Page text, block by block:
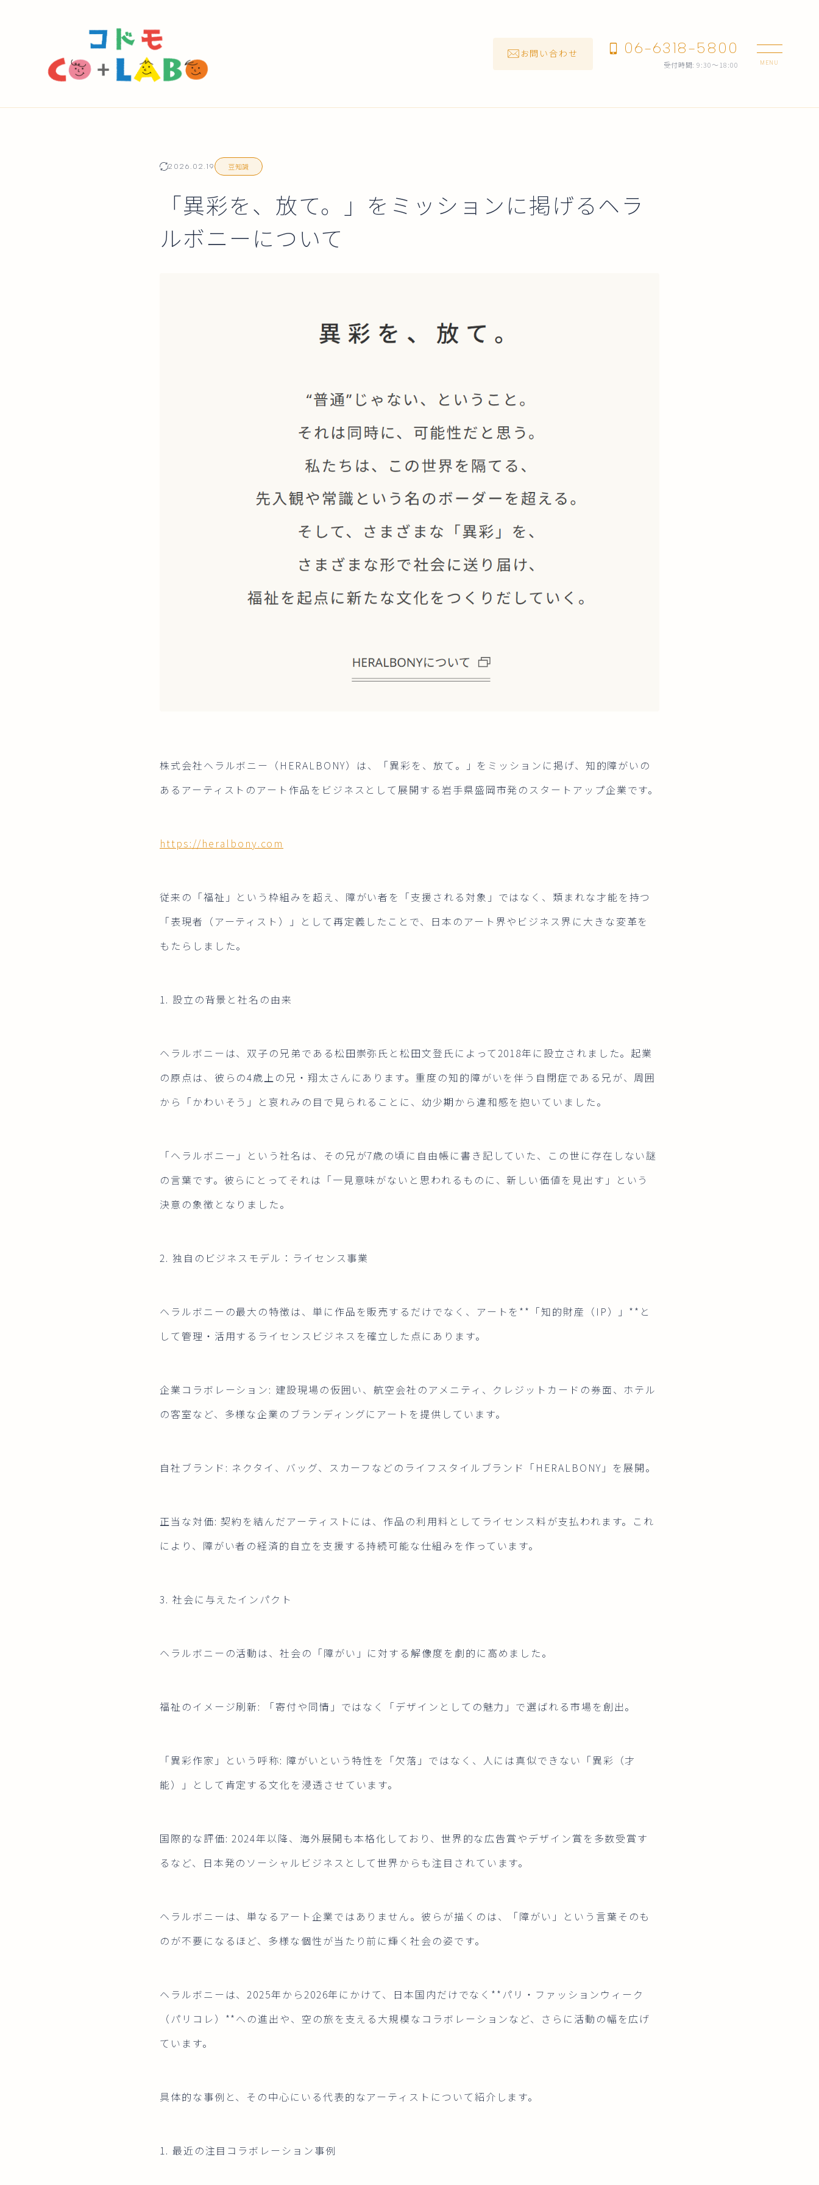
お問い合わせ 06-6318-5800
受付時間: 9:30～18:00
2026.02.19 豆知識
「異彩を、放て。」をミッションに掲げるヘラ
ルボニーについて
株式会社ヘラルボニー（HERALBONY）は、「異彩を、放て。」をミッションに掲げ、知的障がいの
あるアーティストのアート作品をビジネスとして展開する岩手県盛岡市発のスタートアップ企業です。
https://heralbony.com
従来の「福祉」という枠組みを超え、障がい者を「支援される対象」ではなく、類まれな才能を持つ
「表現者（アーティスト）」として再定義したことで、日本のアート界やビジネス界に大きな変革を
もたらしました。
1. 設立の背景と社名の由来
ヘラルボニーは、双子の兄弟である松田崇弥氏と松田文登氏によって2018年に設立されました。起業
の原点は、彼らの4歳上の兄・翔太さんにあります。重度の知的障がいを伴う自閉症である兄が、周囲
から「かわいそう」と哀れみの目で見られることに、幼少期から違和感を抱いていました。
「ヘラルボニー」という社名は、その兄が7歳の頃に自由帳に書き記していた、この世に存在しない謎
の言葉です。彼らにとってそれは「一見意味がないと思われるものに、新しい価値を見出す」という
決意の象徴となりました。
2. 独自のビジネスモデル：ライセンス事業
ヘラルボニーの最大の特徴は、単に作品を販売するだけでなく、アートを**「知的財産（IP）」**と
して管理・活用するライセンスビジネスを確立した点にあります。
企業コラボレーション: 建設現場の仮囲い、航空会社のアメニティ、クレジットカードの券面、ホテル
の客室など、多様な企業のブランディングにアートを提供しています。
自社ブランド: ネクタイ、バッグ、スカーフなどのライフスタイルブランド「HERALBONY」を展開。
正当な対価: 契約を結んだアーティストには、作品の利用料としてライセンス料が支払われます。これ
により、障がい者の経済的自立を支援する持続可能な仕組みを作っています。
3. 社会に与えたインパクト
ヘラルボニーの活動は、社会の「障がい」に対する解像度を劇的に高めました。
福祉のイメージ刷新: 「寄付や同情」ではなく「デザインとしての魅力」で選ばれる市場を創出。
「異彩作家」という呼称: 障がいという特性を「欠落」ではなく、人には真似できない「異彩（才
能）」として肯定する文化を浸透させています。
国際的な評価: 2024年以降、海外展開も本格化しており、世界的な広告賞やデザイン賞を多数受賞す
るなど、日本発のソーシャルビジネスとして世界からも注目されています。
ヘラルボニーは、単なるアート企業ではありません。彼らが描くのは、「障がい」という言葉そのも
のが不要になるほど、多様な個性が当たり前に輝く社会の姿です。
ヘラルボニーは、2025年から2026年にかけて、日本国内だけでなく**パリ・ファッションウィーク
（パリコレ）**への進出や、空の旅を支える大規模なコラボレーションなど、さらに活動の幅を広げ
ています。
具体的な事例と、その中心にいる代表的なアーティストについて紹介します。
1. 最近の注目コラボレーション事例